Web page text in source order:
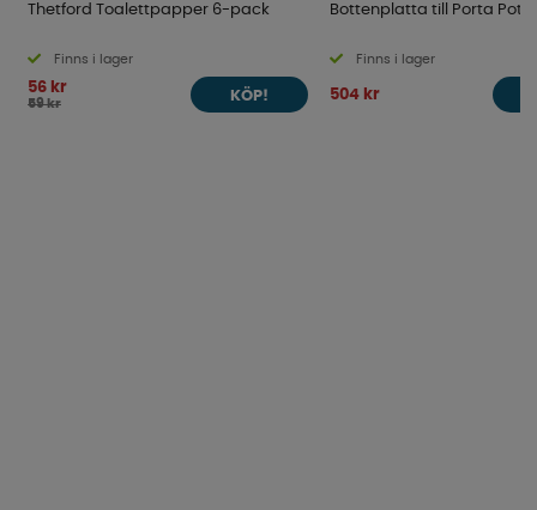
Thetford Toalettpapper 6-pack
Finns i lager
56 kr
59 kr
KÖP!
Bottenplatta till Porta Potti
Finns i lager
504 kr